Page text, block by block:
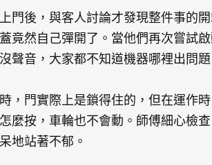
門後，與客人討論才發現整件事的
竟然自己彈開了。當他們再次嘗試
聲音，大家都不知道機器哪裡出問題
，門實際上是鎖得住的，但在運作
麼按，車輪也不會動。師傅細心檢
地站著不郁。